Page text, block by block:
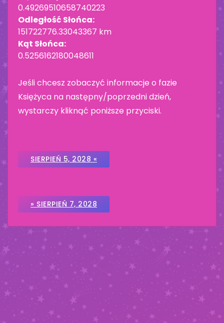
0.49269510658740223
Odległość Słońca:
151722776.33043367 km
Kąt Słońca:
0.5256162180048611
Jeśli chcesz zobaczyć informacje o fazie
Księżyca na następny/poprzedni dzień,
wystarczy kliknąć poniższe przyciski.
SIERPIEŃ 5, 2028 «
» SIERPIEŃ 7, 2028